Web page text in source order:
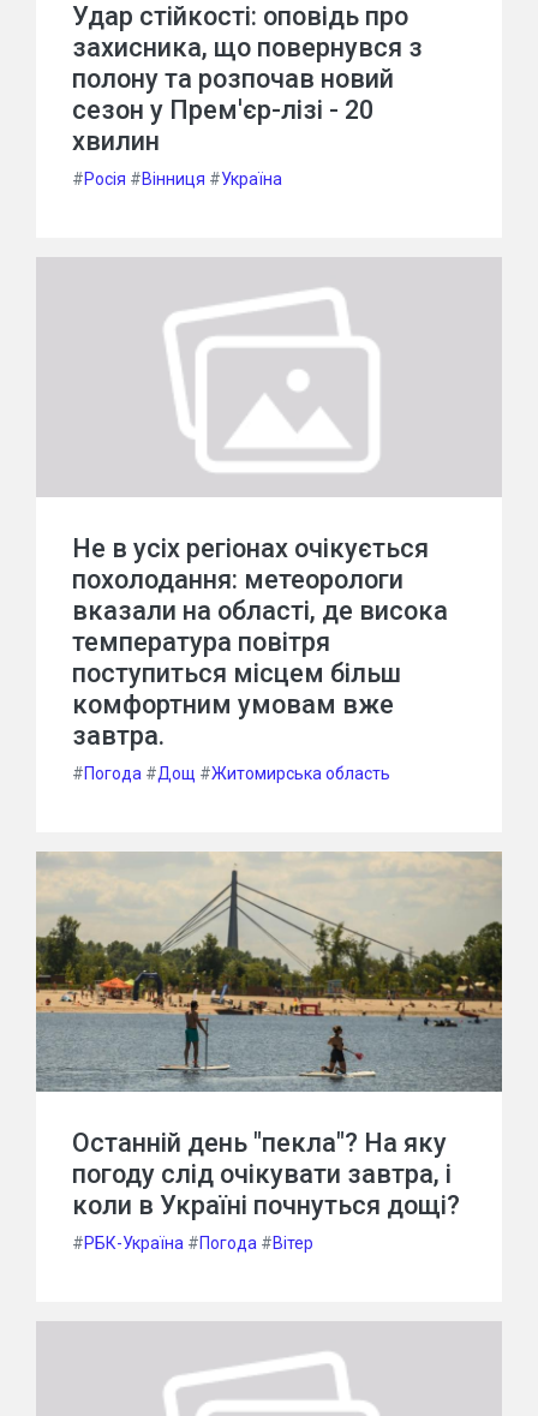
Удар стійкості: оповідь про
захисника, що повернувся з
полону та розпочав новий
сезон у Прем'єр-лізі - 20
хвилин
#Росія #Вінниця #Україна
Не в усіх регіонах очікується
похолодання: метеорологи
вказали на області, де висока
температура повітря
поступиться місцем більш
комфортним умовам вже
завтра.
#Погода #Дощ #Житомирська область
Останній день "пекла"? На яку
погоду слід очікувати завтра, і
коли в Україні почнуться дощі?
#РБК-Україна #Погода #Вітер